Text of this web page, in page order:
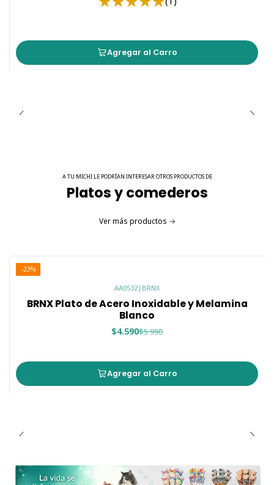
Agregar al Carro
A TU MICHI LE PODRÍAN INTERESAR OTROS PRODUCTOS DE
Platos y comederos
Ver más productos
-23%
AA0532| BRNX
BRNX Plato de Acero Inoxidable y Melamina
Blanco
$4.590$5.990
Agregar al Carro